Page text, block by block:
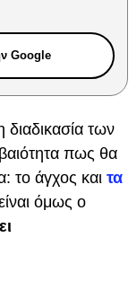
Google
διαδικασία των
πως θα
το άγχος και τα
όμως ο